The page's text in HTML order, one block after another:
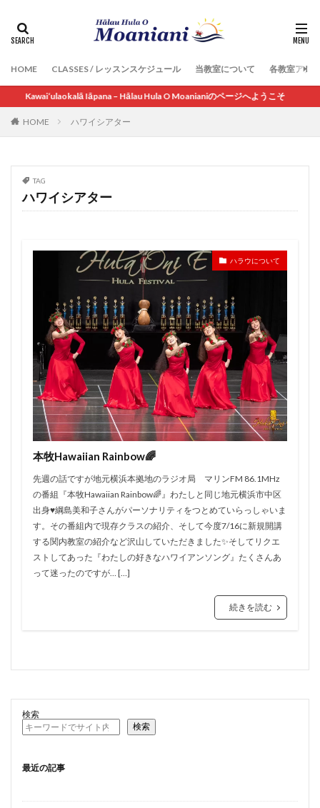
HOME CLASSES / レッスンスケジュール 当教室について 各教室アク
Kawai‘ulaokalā Iāpana – Hālau Hula O Moanianiのページへようこそ
HOME ハワイシアター
TAG
ハワイシアター
ハラウについて
本牧Hawaiian Rainbow🌈
先週の話ですが地元横浜本拠地のラジオ局 マリンFM 86.1MHz
の番組『本牧Hawaiian Rainbow🌈』わたしと同じ地元横浜市中区
出身♥️綱島美和子さんがパーソナリティをつとめていらっしゃいま
す。その番組内で現存クラスの紹介、そして今度7/16に新規開講
する関内教室の紹介など沢山していただきました✨そしてリクエ
ストしてあった『わたしの好きなハワイアンソング』たくさんあ
って迷ったのですが… […]
続きを読む
検索
検索
最近の記事